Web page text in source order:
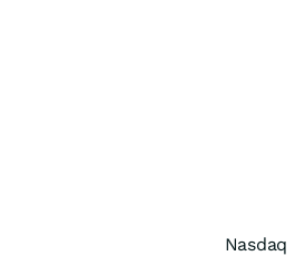
Nasdaq